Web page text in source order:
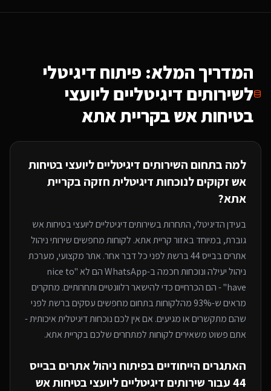
המדריך המלא: פיתוח דיגיטלי
לשירותים דיגיטליים ליועצי
בטיחות אשבקריית אתא
למה בתחום השירותים דיגיטליים ליועצי בטיחות
אשזקוקים לנוכחות דיגיטלית חזקה בקריית
אתא?
בעידן הדיגיטלי, התחרות בשירותים דיגיטליים ליועצי בטיחות אש
גוברת, במיוחדבאזור קריית אתא. לקוחות מחפשים שירותיניהול
אתרים בבייס 44
ברשת לפני כל דבר אחר. אתר מקצועי, מערכת
ניהול יעילה ונוכחות חכמה ב-WhatsApp הם לא "nice to
have" - הם הכרחיים כדי להישאר רלוונטיים ותחרותיים. מחקרים
מראים ש-93% מהלקוחות בתחום מחפשים עסקים ברשת לפני
שהם מתקשרים או מגיעים. אם אין לכם נוכחות דיגיטלית איכותית -
אתם פשוט משאירים לקוחות למתחריםשלכם בקריית אתא.
האתגרים הייחודיים בפיתוח ניהול אתרים בבייס
44עבור שירותים דיגיטליים ליועצי בטיחות אש